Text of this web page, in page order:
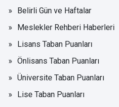
Belirli Gün ve Haftalar
Meslekler Rehberi Haberleri
Lisans Taban Puanları
Önlisans Taban Puanları
Üniversite Taban Puanları
Lise Taban Puanları